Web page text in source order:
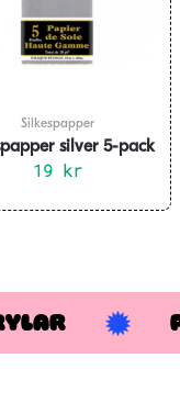
Silkespapper
silver 5-pack
19 kr